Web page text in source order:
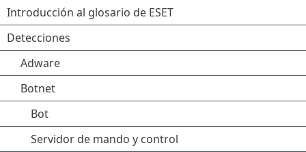
Introducción al glosario de ESET
Detecciones
Adware
Botnet
Bot
Servidor de mando y control